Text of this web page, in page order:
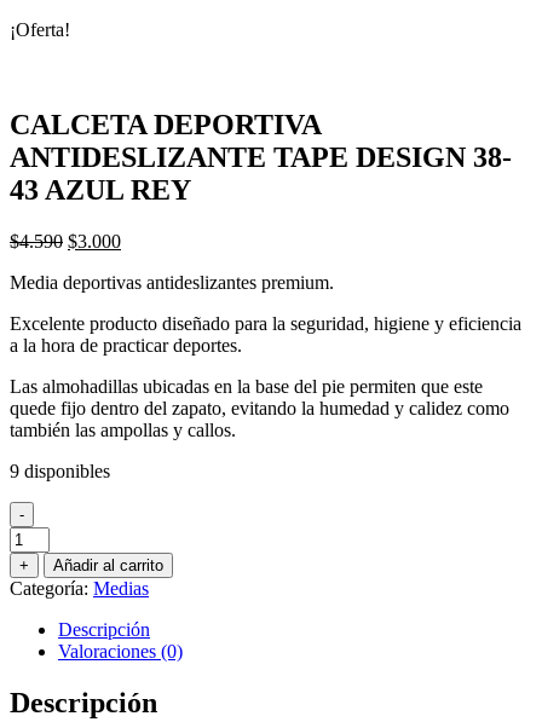
¡Oferta!
CALCETA DEPORTIVA
ANTIDESLIZANTE TAPE DESIGN 38-
43 AZUL REY
$4.590 El
original
$4.590.
$3.000El
actual
$3.000.
Media deportivas antideslizantes premium.
Excelente producto diseñado para la seguridad, higiene y eficiencia
a la hora de practicar deportes.
Las almohadillas ubicadas en la base del pie permiten que este
quede fijo dentro del zapato, evitando la humedad y calidez como
también las ampollas y callos.
9 disponibles
-
CALCETA
DEPORTIVA
ANTIDESLIZANTE
TAPE
DESIGN
AZUL
REY
+ Añadir al carrito
Categoría: Medias
Descripción
Valoraciones (0)
Descripción